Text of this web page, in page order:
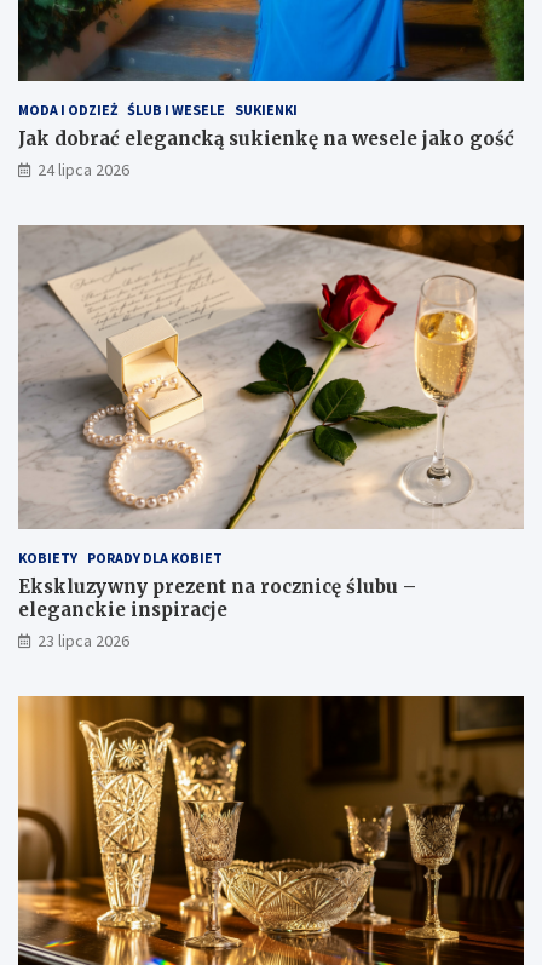
MODA I ODZIEŻ ŚLUB I WESELE SUKIENKI
Jak dobrać elegancką sukienkę na wesele jako gość
24 lipca 2026
KOBIETY PORADY DLA KOBIET
Ekskluzywny prezent na rocznicę ślubu –
eleganckie inspiracje
23 lipca 2026